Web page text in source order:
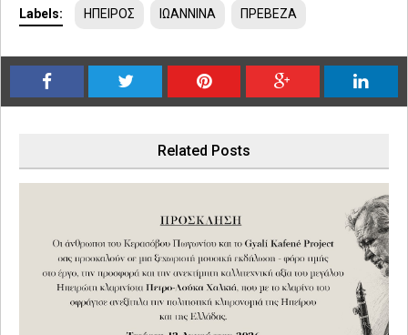
Labels: ΗΠΕΙΡΟΣ ΙΩΑΝΝΙΝΑ ΠΡΕΒΕΖΑ
Related Posts